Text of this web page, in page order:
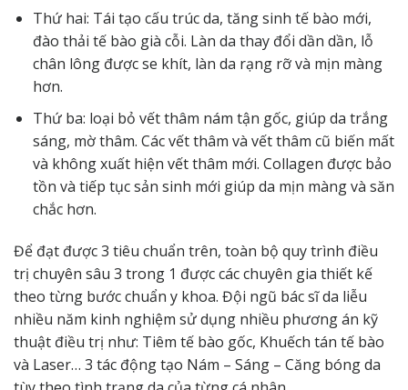
Thứ hai: Tái tạo cấu trúc da, tăng sinh tế bào mới,
đào thải tế bào già cỗi. Làn da thay đổi dần dần, lỗ
chân lông được se khít, làn da rạng rỡ và mịn màng
hơn.
Thứ ba: loại bỏ vết thâm nám tận gốc, giúp da trắng
sáng, mờ thâm. Các vết thâm và vết thâm cũ biến mất
và không xuất hiện vết thâm mới. Collagen được bảo
tồn và tiếp tục sản sinh mới giúp da mịn màng và săn
chắc hơn.
Để đạt được 3 tiêu chuẩn trên, toàn bộ quy trình điều
trị chuyên sâu 3 trong 1 được các chuyên gia thiết kế
theo từng bước chuẩn y khoa. Đội ngũ bác sĩ da liễu
nhiều năm kinh nghiệm sử dụng nhiều phương án kỹ
thuật điều trị như: Tiêm tế bào gốc, Khuếch tán tế bào
và Laser… 3 tác động tạo Nám – Sáng – Căng bóng da